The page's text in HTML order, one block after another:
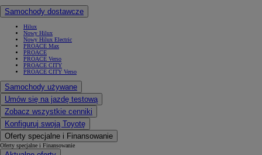
Samochody dostawcze
Hilux
Nowy Hilux
Nowy Hilux Electric
PROACE Max
PROACE
PROACE Verso
PROACE CITY
PROACE CITY Verso
Samochody używane
Umów się na jazdę testową
Zobacz wszystkie cenniki
Konfiguruj swoją Toyotę
Oferty specjalne i Finansowanie
Oferty specjalne i Finansowanie